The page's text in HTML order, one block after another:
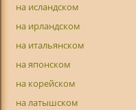
на исландском
на ирландском
на итальянском
на японском
на корейском
на латышском